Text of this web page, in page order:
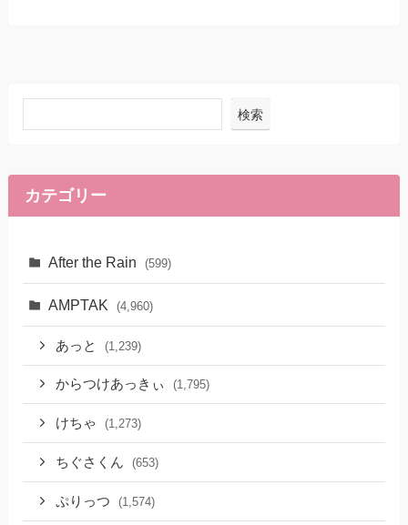
検索
カテゴリー
After the Rain (599)
AMPTAK (4,960)
あっと (1,239)
からつけあっきぃ (1,795)
けちゃ (1,273)
ちぐさくん (653)
ぷりっつ (1,574)